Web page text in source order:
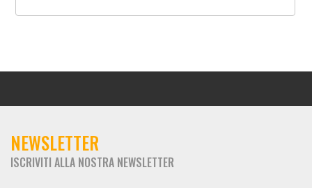
NEWSLETTER
ISCRIVITI ALLA NOSTRA NEWSLETTER